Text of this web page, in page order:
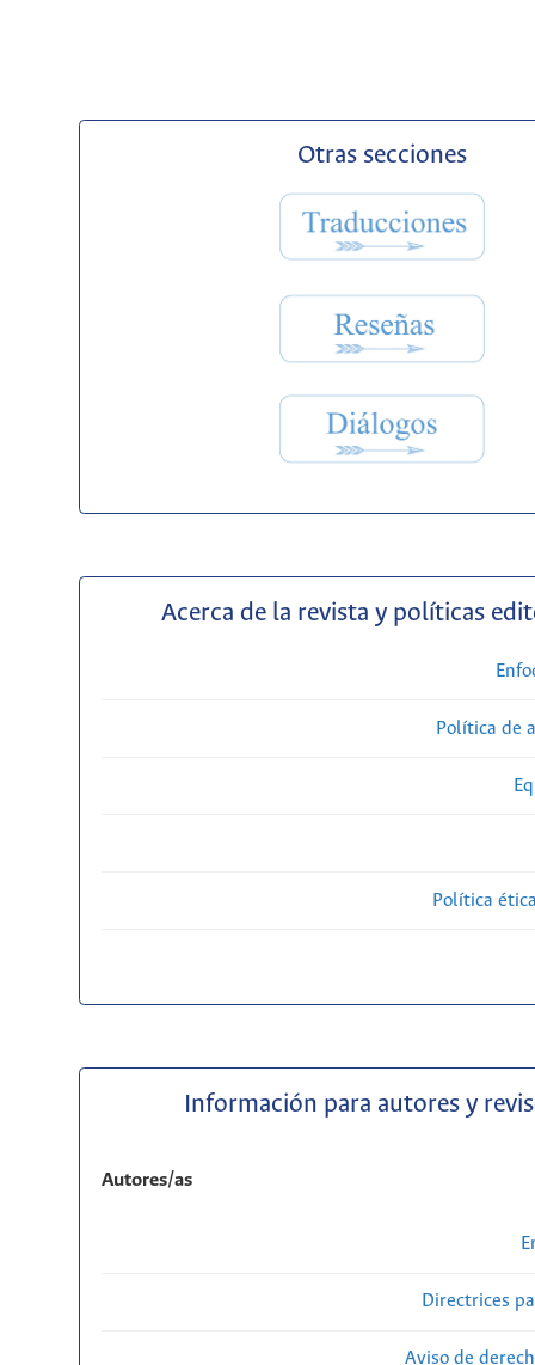
Otras secciones
Acerca de la revista y políticas
Política de
Política
Información para autores y
Autores/as
Directrices
Aviso de